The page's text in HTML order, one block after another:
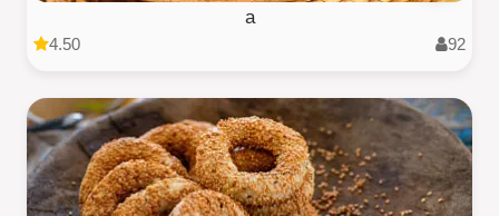
a
4.50 92